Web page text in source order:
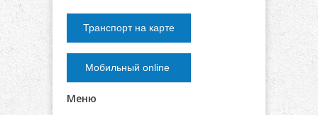
Транспорт на карте
Мобильный online
Меню